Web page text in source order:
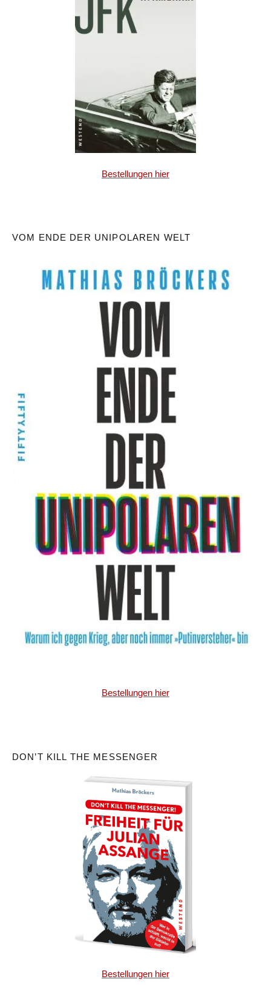
Bestellungen hier
VOM ENDE DER UNIPOLAREN WELT
Bestellungen hier
DON’T KILL THE MESSENGER
Bestellungen hier